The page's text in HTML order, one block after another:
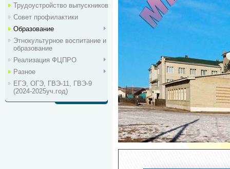
Трудоустройство выпускников
Совет профилактики
Образование
Этнокультурное воспитание и
образование
Реализация ФЦПРО
Разное
ЕГЭ, ОГЭ, ГВЭ-11, ГВЭ-9
(2024-2025уч.год)